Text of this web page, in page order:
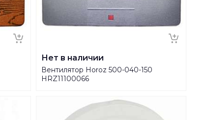
Нет в наличии
Вентилятор Horoz 500-040-150
HRZ11100066